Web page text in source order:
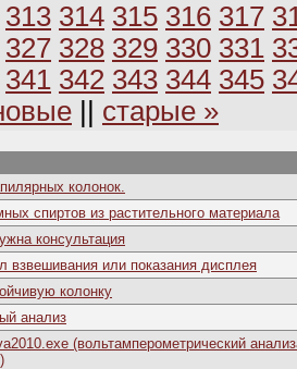
313 314 315 316 317
327 328 329 330 331
341 342 343 344 345
старые »
колонок.
спиртов из растительного материала
консультация
взвешивания или показания дисплея
колонку
анализ
(вольтамперометрический